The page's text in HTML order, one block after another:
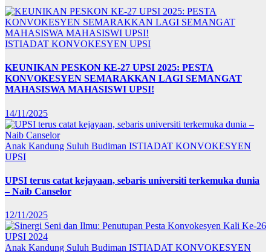
ISTIADAT KONVOKESYEN UPSI
KEUNIKAN PESKON KE-27 UPSI 2025: PESTA
KONVOKESYEN SEMARAKKAN LAGI SEMANGAT
MAHASISWA MAHASISWI UPSI!
14/11/2025
Anak Kandung Suluh Budiman ISTIADAT KONVOKESYEN
UPSI
UPSI terus catat kejayaan, sebaris universiti terkemuka dunia
– Naib Canselor
12/11/2025
Anak Kandung Suluh Budiman ISTIADAT KONVOKESYEN